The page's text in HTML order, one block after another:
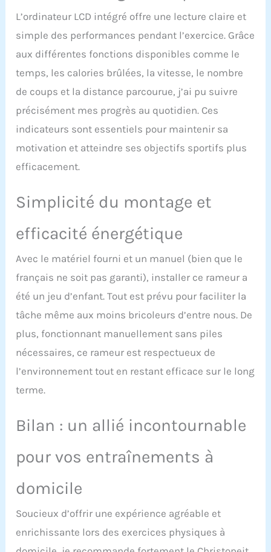
une force magnétique
puissante et un aviron
quasi silencieux.
Entraînez-vous chez
vous à tout moment
sans déranger votre
famille ou vos voisins.
Brûle-graisses efficace
pour tout le corps: Le
rameur Merach sollicite
90 % des muscles de
votre corps. C'est comme
et vous aide à perdre du
poids rapidement tout en
sollicitant vos bras, vos
jambes, votre ventre,
L’ordinateur LCD intégré offre une lecture claire et
simple des performances pendant l’exercice. Grâce
aux différentes fonctions disponibles comme le
temps, les calories brûlées, la vitesse, le nombre
de coups et la distance parcourue, j’ai pu suivre
précisément mes progrès au quotidien. Ces
indicateurs sont essentiels pour maintenir sa
motivation et atteindre ses objectifs sportifs plus
efficacement.
Simplicité du montage et
efficacité énergétique
Avec le matériel fourni et un manuel (bien que le
français ne soit pas garanti), installer ce rameur a
été un jeu d’enfant. Tout est prévu pour faciliter la
tâche même aux moins bricoleurs d’entre nous. De
plus, fonctionnant manuellement sans piles
nécessaires, ce rameur est respectueux de
l’environnement tout en restant efficace sur le long
terme.
Bilan : un allié incontournable
pour vos entraînements à
domicile
Soucieux d’offrir une expérience agréable et
enrichissante lors des exercices physiques à